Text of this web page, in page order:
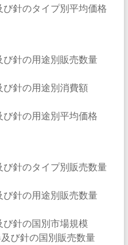
針のタイプ別平均価格
び針の用途別販売数量
び針の用途別消費額
び針の用途別平均価格
び針のタイプ別販売数量
び針の用途別販売数量
び針の国別市場規模
び針の国別販売数量